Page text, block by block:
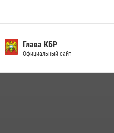
задержали группу лиц с крупной
15 июля 2026, 06:33
Глава КБР
Официальный сайт